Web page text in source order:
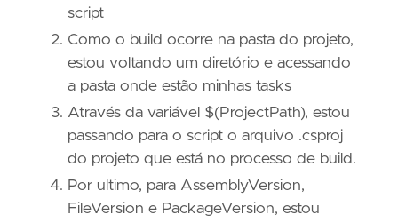
script
Como o build ocorre na pasta do projeto,
estou voltando um diretório e acessando
a pasta onde estão minhas tasks
Através da variável $(ProjectPath), estou
passando para o script o arquivo .csproj
do projeto que está no processo de build.
Por ultimo, para AssemblyVersion,
FileVersion e PackageVersion, estou